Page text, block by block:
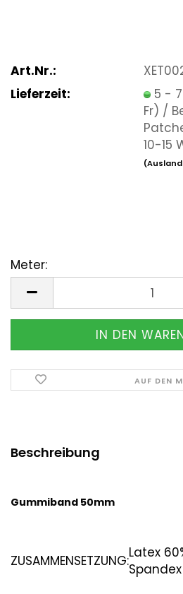
Art.Nr.:
Lieferzeit:
5 -
Fr) /
10-15
Meter:
AUF DEN
Beschreibung
Gummiband 50mm
ZUSAMMENSETZUNG:Latex
Spandex